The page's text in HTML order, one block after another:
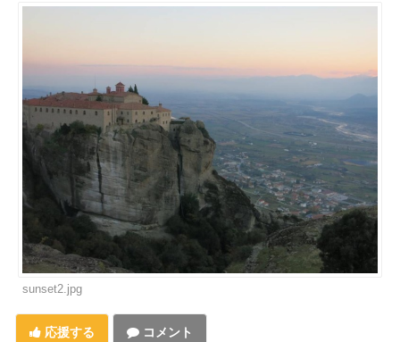
sunset2.jpg
応援する コメント